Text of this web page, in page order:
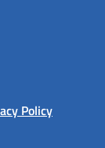
Policy